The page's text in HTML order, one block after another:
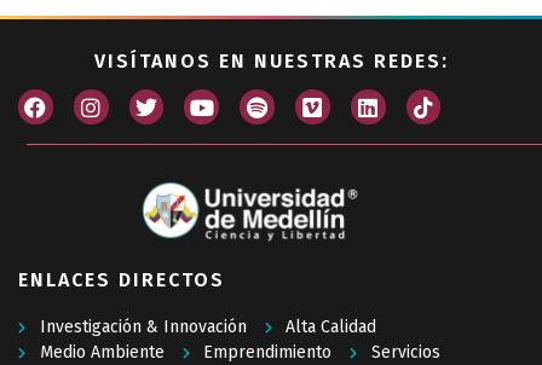
VISÍTANOS EN NUESTRAS REDES:
ENLACES DIRECTOS
Investigación & Innovación
Alta Calidad
Medio Ambiente
Emprendimiento
Servicios